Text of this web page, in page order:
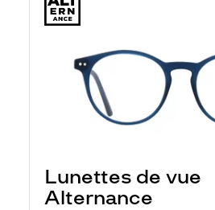
Lunettes de vue
Alternance